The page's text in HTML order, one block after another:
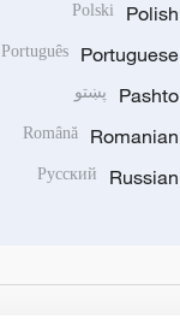
Polish
Polski
Portuguese
Português
Pashto پښتو
Romanian
Română
Russian
Русский